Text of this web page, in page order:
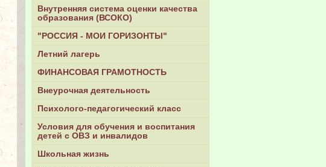
Внутренняя система оценки качества
образования (ВСОКО)
"РОССИЯ - МОИ ГОРИЗОНТЫ"
Летний лагерь
ФИНАНСОВАЯ ГРАМОТНОСТЬ
Внеурочная деятельность
Психолого-педагогический класс
Условия для обучения и воспитания
детей с ОВЗ и инвалидов
Школьная жизнь